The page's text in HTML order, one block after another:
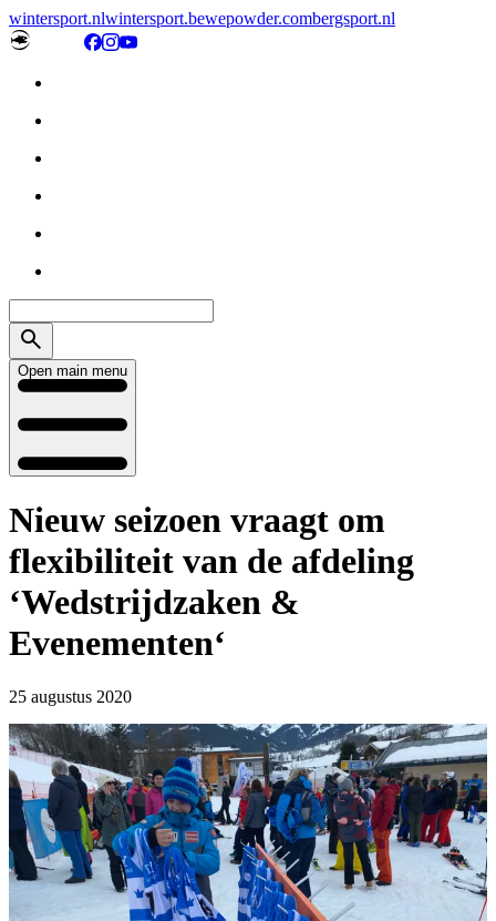
wintersport.nlwintersport.bewepowder.combergsport.nl
Open main menu
Nieuw seizoen vraagt om
flexibiliteit van de afdeling
‘Wedstrijdzaken &
Evenementen‘
25 augustus 2020